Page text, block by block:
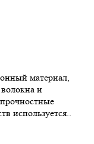
материал,
и
используется..